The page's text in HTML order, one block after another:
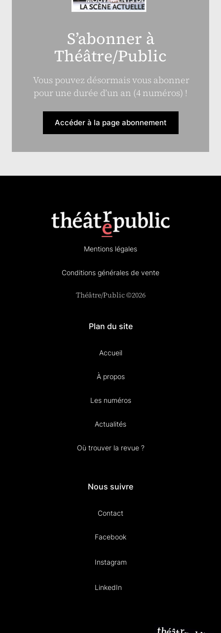
S’abonner à
Théâtre/Public
Vous pouvez désormais vous abonner
pour une durée d’un an (4 numéros) !
Accéder à la page abonnement
Mentions légales
Conditions générales de vente
Théâtre/Public ©2026
Plan du site
Accueil
À propos
Les numéros
Actualités
Où trouver la revue ?
Nous suivre
Contact
Facebook
Instagram
LinkedIn